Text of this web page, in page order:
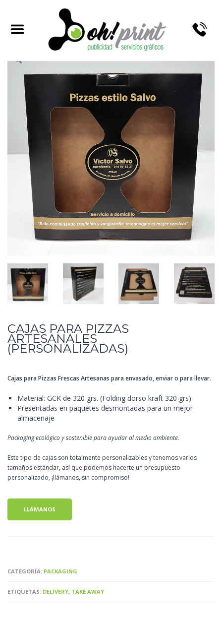
CAJAS PARA PIZZAS ARTESANALES (PERSONALIZADAS)
CAJAS PARA PIZZAS
ARTESANALES
(PERSONALIZADAS)
Cajas para Pizzas Frescas Artesanas para envasado, enviar o para llevar.
Material: GCK de 320 grs. (Folding dorso kraft 320 grs)
Presentadas en paquetes desmontadas para un mejor
almacenaje
Packaging ecológico y sostenible para ayudar al medio ambiente.
Este tipo de cajas son totalmente personalizables y tenemos varios
tamaños estándar, así que podemos hacerte un presupuesto
personalizado, ¡llámanos, sin compromiso!
LLÁMANOS
CATEGORÍA: PACKAGING
ETIQUETAS: DELIVERY, TAKE AWAY